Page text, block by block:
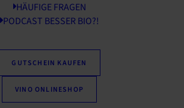
HÄUFIGE FRAGEN
PODCAST BESSER BIO?!
GUTSCHEIN KAUFEN
VINO ONLINESHOP
ÖBZ das 4. Münchner
Auf Sie wartet ein großer Markt mit